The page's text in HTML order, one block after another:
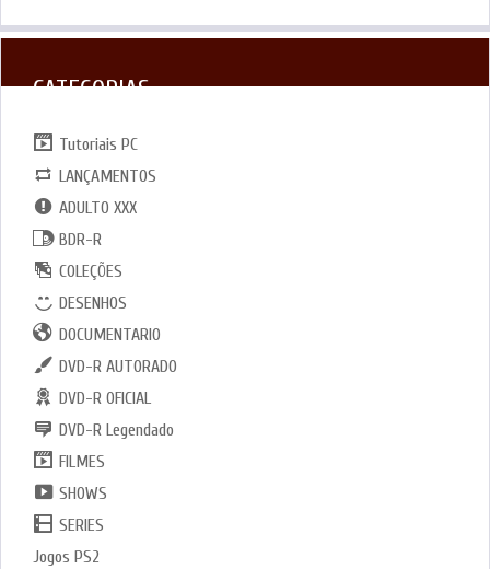
CATEGORIAS
Tutoriais PC
LANÇAMENTOS
ADULTO XXX
BDR-R
COLEÇÕES
DESENHOS
DOCUMENTARIO
DVD-R AUTORADO
DVD-R OFICIAL
DVD-R Legendado
FILMES
SHOWS
SERIES
Jogos PS2